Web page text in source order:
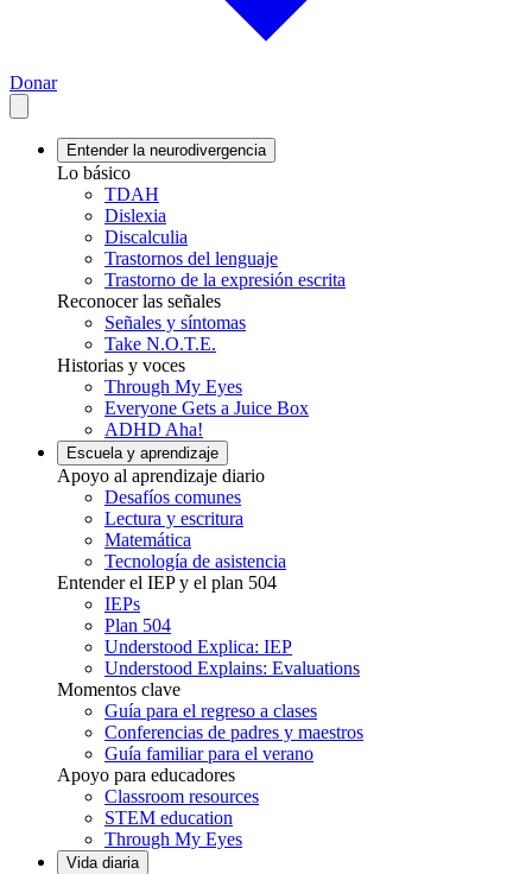
Donar
Entender la neurodivergencia
Lo básico
TDAH
Dislexia
Discalculia
Trastornos del lenguaje
Trastorno de la expresión escrita
Reconocer las señales
Señales y síntomas
Take N.O.T.E.
Historias y voces
Through My Eyes
Everyone Gets a Juice Box
ADHD Aha!
Escuela y aprendizaje
Apoyo al aprendizaje diario
Desafíos comunes
Lectura y escritura
Matemática
Tecnología de asistencia
Entender el IEP y el plan 504
IEPs
Plan 504
Understood Explica: IEP
Understood Explains: Evaluations
Momentos clave
Guía para el regreso a clases
Conferencias de padres y maestros
Guía familiar para el verano
Apoyo para educadores
Classroom resources
STEM education
Through My Eyes
Vida diaria